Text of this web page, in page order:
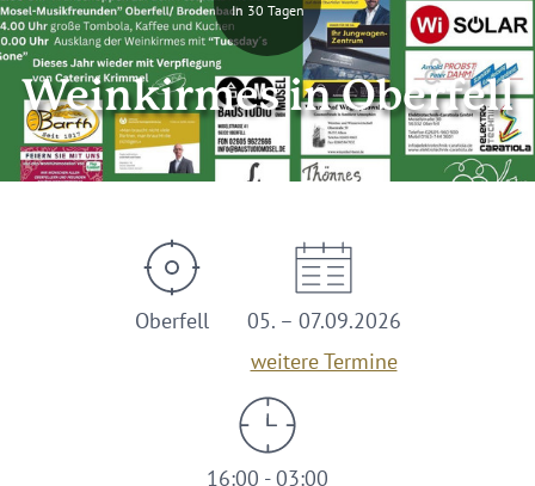
In 30 Tagen
Weinkirmes in Oberfell
Oberfell
05. – 07.09.2026
weitere Termine
16:00 - 03:00